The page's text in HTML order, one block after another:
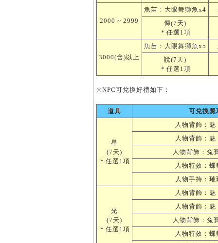
2000 ~ 2999
魚苗：大眼舞獅魚x4
傳(7天)
＊任選1項
3000(含)以上
魚苗：大眼舞獅魚x5
說(7天)
＊任選1項
※NPC可兌換好禮如下：
道具 可兌換獎
星
(7天)
＊任選1項
人物背飾：魅
人物背飾：魅
人物背飾：兔
人物特效：蝶
人物手持：璀
光
(7天)
＊任選1項
人物背飾：魅
人物背飾：魅
人物背飾：兔
人物特效：蝶